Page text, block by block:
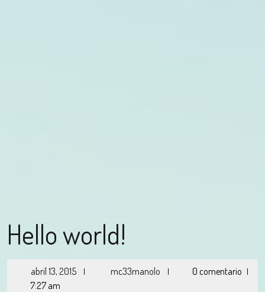
Hello world!
abril 13, 2015 | mc33manolo | 0 comentario |
7:27 am